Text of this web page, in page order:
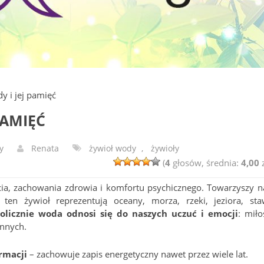
i jej pamięć
Renata żywioł wody , żywioły
(4głosów, średnia: 4,00
zachowania zdrowia i komfortu psychicznego. Towarzyszy
żywioł reprezentują oceany, morza, rzeki, jeziora,
woda odnosi się do naszych uczuć i emocji:
– zachowuje zapis energetyczny nawet przez wiele lat.